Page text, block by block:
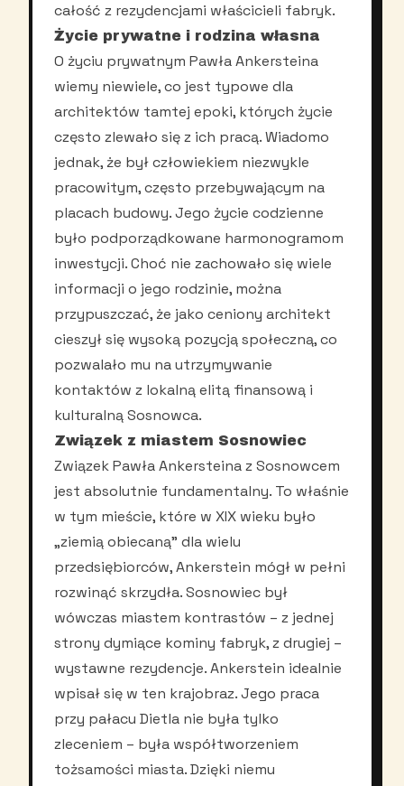
całość z rezydencjami właścicieli fabryk.
Życie prywatne i rodzina własna
O życiu prywatnym Pawła Ankersteina
wiemy niewiele, co jest typowe dla
architektów tamtej epoki, których życie
często zlewało się z ich pracą. Wiadomo
jednak, że był człowiekiem niezwykle
pracowitym, często przebywającym na
placach budowy. Jego życie codzienne
było podporządkowane harmonogramom
inwestycji. Choć nie zachowało się wiele
informacji o jego rodzinie, można
przypuszczać, że jako ceniony architekt
cieszył się wysoką pozycją społeczną, co
pozwalało mu na utrzymywanie
kontaktów z lokalną elitą finansową i
kulturalną Sosnowca.
Związek z miastem Sosnowiec
Związek Pawła Ankersteina z Sosnowcem
jest absolutnie fundamentalny. To właśnie
w tym mieście, które w XIX wieku było
„ziemią obiecaną” dla wielu
przedsiębiorców, Ankerstein mógł w pełni
rozwinąć skrzydła. Sosnowiec był
wówczas miastem kontrastów – z jednej
strony dymiące kominy fabryk, z drugiej –
wystawne rezydencje. Ankerstein idealnie
wpisał się w ten krajobraz. Jego praca
przy pałacu Dietla nie była tylko
zleceniem – była współtworzeniem
tożsamości miasta. Dzięki niemu